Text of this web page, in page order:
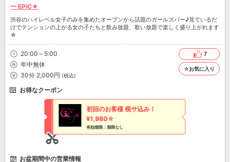
ー EPiC★
渋谷のハイレベル女子のみを集めたオープンから話題のガールズバー♪見ているだ
けでテンションの上がる女の子たちと飲み放題、歌い放題で楽しく盛り上がれます
☆
20:00～5:00
年中無休
30分 2,000円 (税込)
7
☆お気に入り
お得なクーポン
初回のお客様 税サ込み！
¥1,980☆
有効期限：期限なし
お盆期間中の営業情報